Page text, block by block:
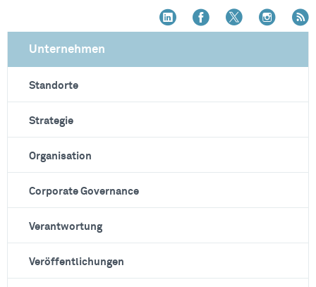
Unternehmen
Standorte
Strategie
Organisation
Corporate Governance
Verantwortung
Veröffentlichungen